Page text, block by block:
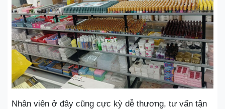
Nhân viên ở đây cũng cực kỳ dễ thương, tư vấn tận